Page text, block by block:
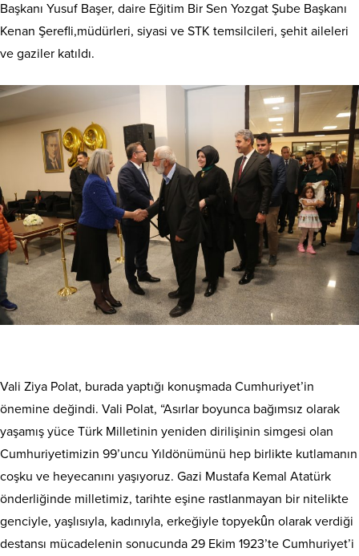
Başkanı Yusuf Başer, daire Eğitim Bir Sen Yozgat Şube Başkanı
Kenan Şerefli,müdürleri, siyasi ve STK temsilcileri, şehit aileleri
ve gaziler katıldı.
Vali Ziya Polat, burada yaptığı konuşmada Cumhuriyet’in
önemine değindi. Vali Polat, “Asırlar boyunca bağımsız olarak
yaşamış yüce Türk Milletinin yeniden dirilişinin simgesi olan
Cumhuriyetimizin 99’uncu Yıldönümünü hep birlikte kutlamanın
coşku ve heyecanını yaşıyoruz. Gazi Mustafa Kemal Atatürk
önderliğinde milletimiz, tarihte eşine rastlanmayan bir nitelikte
genciyle, yaşlısıyla, kadınıyla, erkeğiyle topyekûn olarak verdiği
destansı mücadelenin sonucunda 29 Ekim 1923’te Cumhuriyet’i